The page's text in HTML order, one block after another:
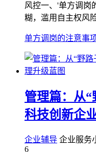
风控一、'单方调岗
糊，滥用自主权风
单方调岗的注意事
管理篇：从
科技创新企
企业辅导 企业服务
6